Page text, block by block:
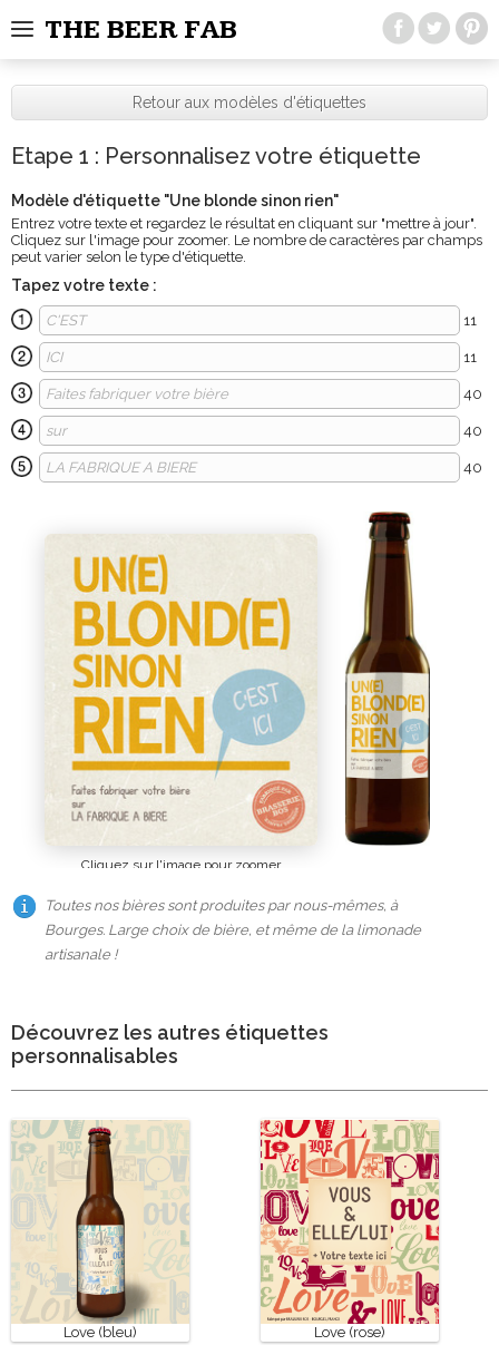
THE BEER FAB
Retour aux modèles d'étiquettes
Etape 1 : Personnalisez votre étiquette
Modèle d'étiquette "Une blonde sinon rien"
Entrez votre texte et regardez le résultat en cliquant sur "mettre à jour".
Cliquez sur l'image pour zoomer. Le nombre de caractères par champs
peut varier selon le type d'étiquette.
Tapez votre texte :
11
11
40
40
40
Cliquez sur l'image pour zoomer
Toutes nos bières sont produites par nous-mêmes, à
Bourges. Large choix de bière, et même de la limonade
artisanale !
Découvrez les autres étiquettes
personnalisables
Love (bleu) Love (rose)